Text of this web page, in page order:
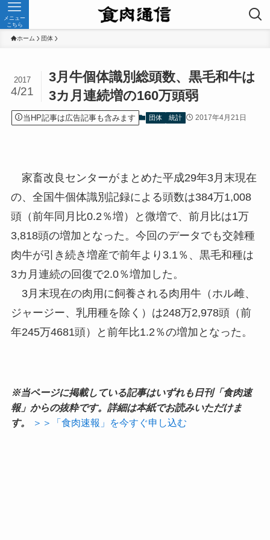
メニュー
こちら
ホーム 団体
3月牛個体識別総頭数、黒毛和牛は
3カ月連続増の160万頭弱
2017
4/21
当HP記事は広告記事も含みます 団体 統計 2017年4月21日
家畜改良センターがまとめた平成29年3月末現在
の、全国牛個体識別記録による頭数は384万1,008
頭（前年同月比0.2％増）と微増で、前月比は1万
3,818頭の増加となった。今回のデータでも交雑種
肉牛が引き続き増産で前年より3.1％、黒毛和種は
3カ月連続の回復で2.0％増加した。
3月末現在の肉用に飼養される肉用牛（ホル雌、
ジャージー、乳用種を除く）は248万2,978頭（前
年245万4681頭）と前年比1.2％の増加となった。
※当ページに掲載している記事はいずれも日刊「食肉速
報」からの抜粋です。詳細は本紙でお読みいただけま
す。
＞＞「食肉速報」を今すぐ申し込む